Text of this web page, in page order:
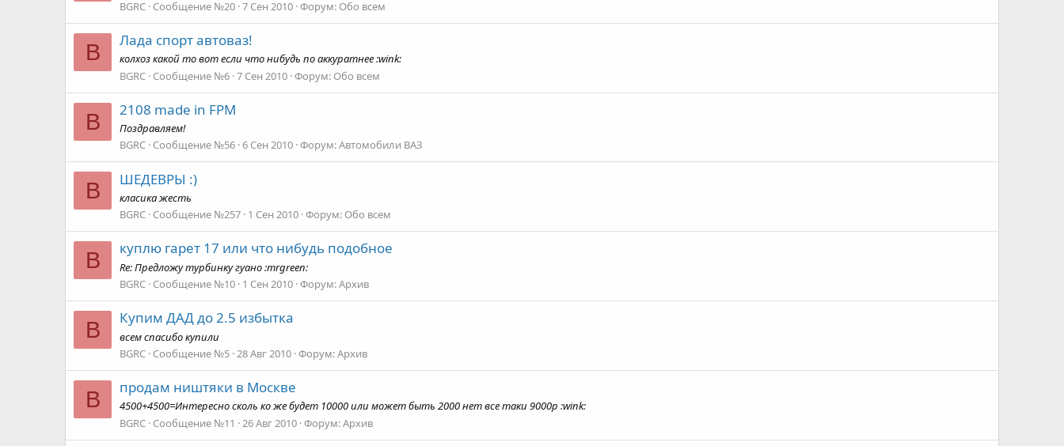
BGRC Сообщение №20 7 Сен 2010 Форум: Обо всем
B Лада спорт автоваз!
колхоз какой то вот если что нибудь по аккуратнее :wink:
BGRC Сообщение №6 7 Сен 2010 Форум: Обо всем
B 2108 made in FPM
Поздравляем!
BGRC Сообщение №56 6 Сен 2010 Форум:Автомобили ВАЗ
B ШЕДЕВРЫ :)
класика жесть
BGRC Сообщение №257 1 Сен 2010 Форум: Обо всем
B куплю гарет 17 или что нибудь подобное
Re: Предложу турбинку гуано :mrgreen:
BGRC Сообщение №10 1 Сен 2010 Форум:Архив
B Купим ДАД до 2.5 избытка
всем спасибо купили
BGRC Сообщение №5 28 Авг 2010 Форум:Архив
B продам ништяки в Москве
4500+4500=Интересно сколь ко же будет 10000 или может быть 2000 нет все таки 9000р :wink:
BGRC Сообщение №11 26 Авг 2010 Форум:Архив